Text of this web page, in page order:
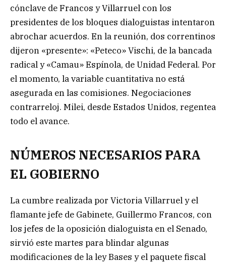
cónclave de Francos y Villarruel con los
presidentes de los bloques dialoguistas intentaron
abrochar acuerdos. En la reunión, dos correntinos
dijeron «presente»: «Peteco» Vischi, de la bancada
radical y «Camau» Espínola, de Unidad Federal. Por
el momento, la variable cuantitativa no está
asegurada en las comisiones. Negociaciones
contrarreloj. Milei, desde Estados Unidos, regentea
todo el avance.
NÚMEROS NECESARIOS PARA
EL GOBIERNO
La cumbre realizada por Victoria Villarruel y el
flamante jefe de Gabinete, Guillermo Francos, con
los jefes de la oposición dialoguista en el Senado,
sirvió este martes para blindar algunas
modificaciones de la ley Bases y el paquete fiscal